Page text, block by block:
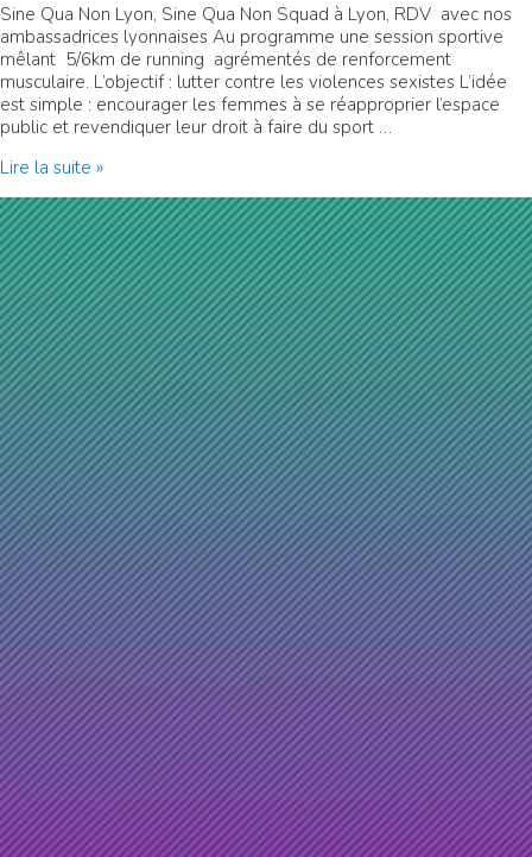
Sine Qua Non Lyon, Sine Qua Non Squad à Lyon, RDV avec nos
ambassadrices lyonnaises Au programme une session sportive
mêlant 5/6km de running agrémentés de renforcement
musculaire. L’objectif : lutter contre les violences sexistes L’idée
est simple : encourager les femmes à se réapproprier l’espace
public et revendiquer leur droit à faire du sport …
Sine
Non
Squad
–
Lyon
Lire la suite »